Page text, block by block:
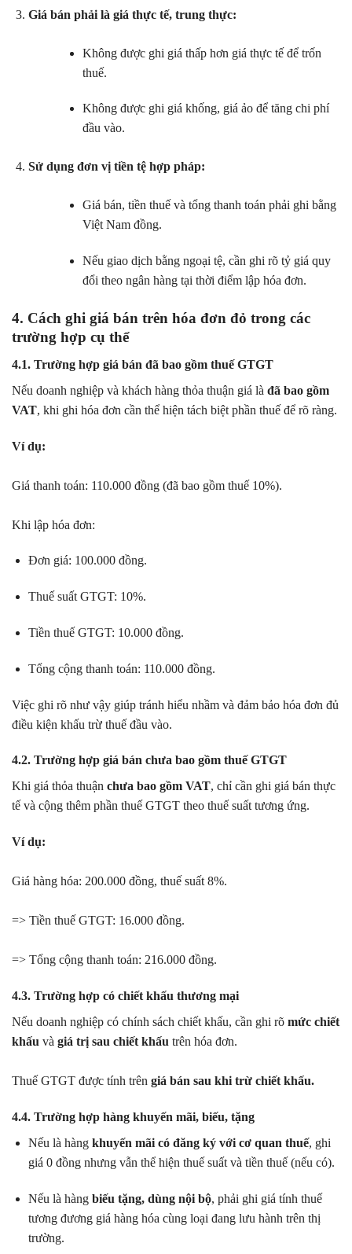
Giá bán phải là giá thực tế, trung thực:
Không được ghi giá thấp hơn giá thực tế để trốn
thuế.
Không được ghi giá khống, giá ảo để tăng chi phí
đầu vào.
Sử dụng đơn vị tiền tệ hợp pháp:
Giá bán, tiền thuế và tổng thanh toán phải ghi bằng
Việt Nam đồng.
Nếu giao dịch bằng ngoại tệ, cần ghi rõ tỷ giá quy
đổi theo ngân hàng tại thời điểm lập hóa đơn.
4. Cách ghi giá bán trên hóa đơn đỏ trong các
trường hợp cụ thể
4.1. Trường hợp giá bán đã bao gồm thuế GTGT
Nếu doanh nghiệp và khách hàng thỏa thuận giá là đã bao gồm
VAT, khi ghi hóa đơn cần thể hiện tách biệt phần thuế để rõ ràng.
Ví dụ:
Giá thanh toán: 110.000 đồng (đã bao gồm thuế 10%).
Khi lập hóa đơn:
Đơn giá: 100.000 đồng.
Thuế suất GTGT: 10%.
Tiền thuế GTGT: 10.000 đồng.
Tổng cộng thanh toán: 110.000 đồng.
Việc ghi rõ như vậy giúp tránh hiểu nhầm và đảm bảo hóa đơn đủ
điều kiện khấu trừ thuế đầu vào.
4.2. Trường hợp giá bán chưa bao gồm thuế GTGT
Khi giá thỏa thuận chưa bao gồm VAT, chỉ cần ghi giá bán thực
tế và cộng thêm phần thuế GTGT theo thuế suất tương ứng.
Ví dụ:
Giá hàng hóa: 200.000 đồng, thuế suất 8%.
=> Tiền thuế GTGT: 16.000 đồng.
=> Tổng cộng thanh toán: 216.000 đồng.
4.3. Trường hợp có chiết khấu thương mại
Nếu doanh nghiệp có chính sách chiết khấu, cần ghi rõ mức chiết
khấu và giá trị sau chiết khấu trên hóa đơn.
Thuế GTGT được tính trên giá bán sau khi trừ chiết khấu.
4.4. Trường hợp hàng khuyến mãi, biếu, tặng
Nếu là hàng khuyến mãi có đăng ký với cơ quan thuế, ghi
giá 0 đồng nhưng vẫn thể hiện thuế suất và tiền thuế (nếu có).
Nếu là hàng biếu tặng, dùng nội bộ, phải ghi giá tính thuế
tương đương giá hàng hóa cùng loại đang lưu hành trên thị
trường.